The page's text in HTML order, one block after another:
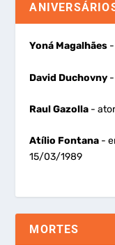
Yoná Magalhães
David Duchovny
Raul Gazolla -
Atílio Fontana -
15/03/1989
MORTES